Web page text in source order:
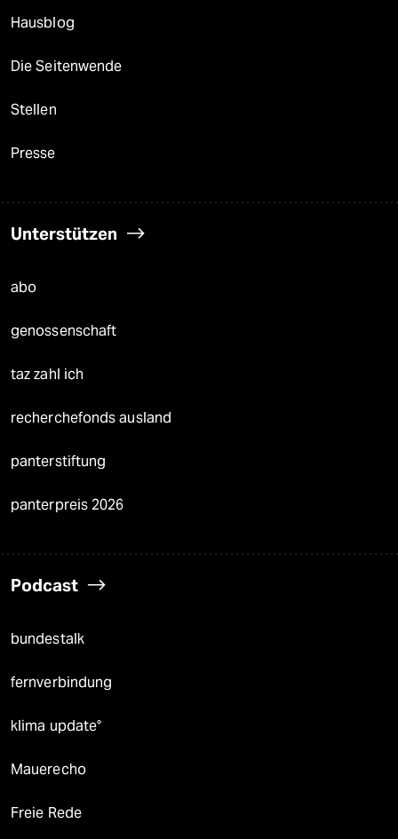
Hausblog
Die Seitenwende
Stellen
Presse
Unterstützen
abo
genossenschaft
taz zahl ich
recherchefonds ausland
panterstiftung
panterpreis 2026
Podcast
bundestalk
fernverbindung
klima update°
Mauerecho
Freie Rede